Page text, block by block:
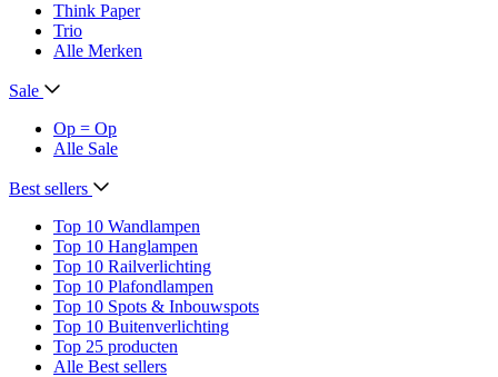
Think Paper
Trio
Alle Merken
Sale
Op = Op
Alle Sale
Best sellers
Top 10 Wandlampen
Top 10 Hanglampen
Top 10 Railverlichting
Top 10 Plafondlampen
Top 10 Spots & Inbouwspots
Top 10 Buitenverlichting
Top 25 producten
Alle Best sellers